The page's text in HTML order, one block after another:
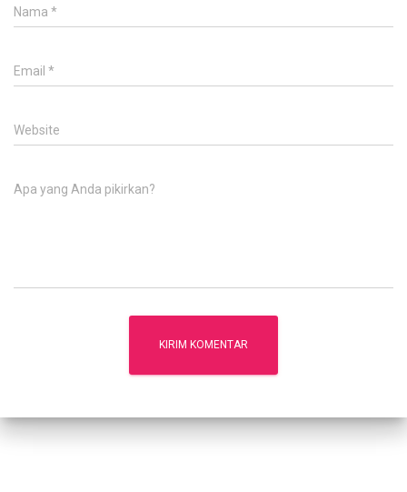
Nama *
Email *
Website
Apa yang Anda pikirkan?